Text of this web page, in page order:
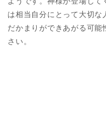
は相当自分にとって大切な
だかまりができあがる可
さい。